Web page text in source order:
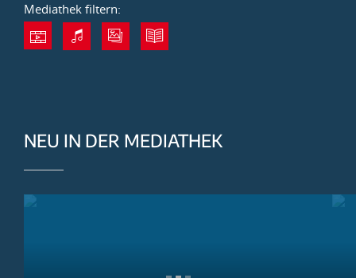
Mediathek filtern:
NEU IN DER MEDIATHEK